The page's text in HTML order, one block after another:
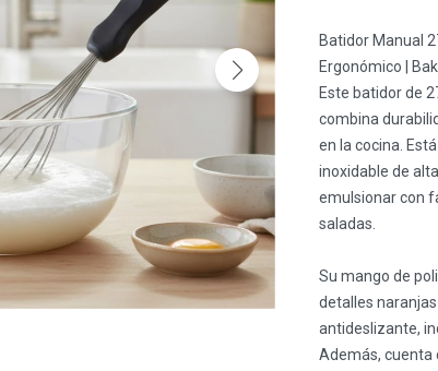
Batidor Manual
Ergonómico |
Este batidor de
combina
en la cocina.
inoxidable de
emulsionar con
saladas.
Su mango de
detalles
antideslizante,
Además, cuenta